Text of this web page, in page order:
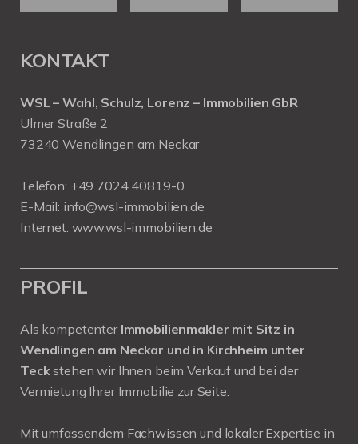
KONTAKT
WSL – Wahl, Schulz, Lorenz – Immobilien GbR
Ulmer Straße 2
73240 Wendlingen am Neckar
Telefon: +49 7024 40819-0
E-Mail: info@wsl-immobilien.de
Internet: www.wsl-immobilien.de
PROFIL
Als kompetenter Immobilienmakler mit Sitz in
Wendlingen am Neckar und in Kirchheim unter
Teckstehen wir Ihnen beim Verkauf und bei der
Vermietung Ihrer Immobilie zur Seite.
Mit umfassendem Fachwissen und lokaler Expertise in